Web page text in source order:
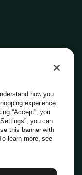
how you
experience
“Accept”, you
you can
this banner with
learn more, see